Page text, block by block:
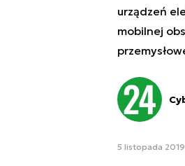
urządzeń
mobilnej
5 listopada